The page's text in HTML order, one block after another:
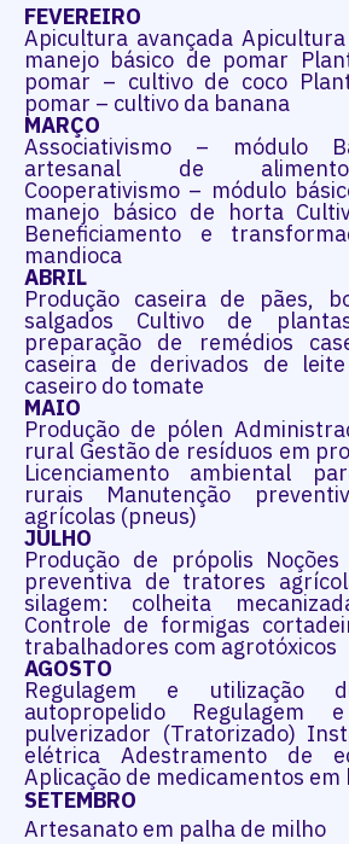
FEVEREIRO
Apicultura avançada
manejo básico de pomar
pomar – cultivo de coco
pomar – cultivo da banana
MARÇO
Associativismo – módulo
artesanal de
Cooperativismo – módulo
manejo básico de horta
Beneficiamento e
mandioca
ABRIL
Produção caseira de pães,
salgados Cultivo de
preparação de remédios
caseira de derivados de leite
caseiro do tomate
MAIO
Produção de pólen
rural Gestão de resíduos em
Licenciamento ambiental
rurais Manutenção
agrícolas (pneus)
JULHO
Produção de própolis
preventiva de tratores
silagem: colheita
Controle de formigas
trabalhadores com agrotóxicos
AGOSTO
Regulagem e utilização
autopropelido Regulagem
pulverizador (Tratorizado)
elétrica Adestramento de
Aplicação de medicamentos em
SETEMBRO
Artesanato em palha de milho